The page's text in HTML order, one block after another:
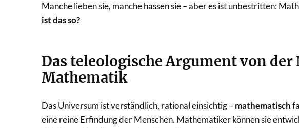
Manche lieben sie, manche hassen sie – aber es ist unbestritten:
ist das so?
Das teleologische Argument von
Mathematik
Das Universum ist verständlich, rational einsichtig –mathematisch
eine reine Erfindung der Menschen. Mathematiker können sie